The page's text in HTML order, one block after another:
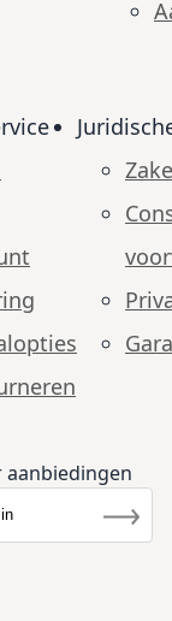
aanbiedingen